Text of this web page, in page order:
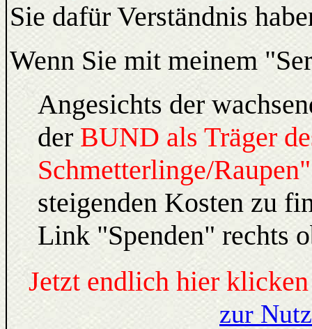
Sie dafür Verständnis
Wenn Sie mit meinem
Angesichts der
der BUND als Träger
Schmetterlinge/
steigenden Kosten zu
Link "Spenden" rechts
Jetzt endlich hier klicken
zur